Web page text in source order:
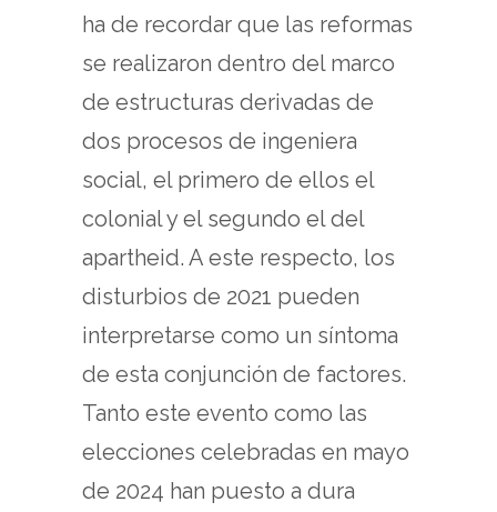
ha de recordar que las reformas
se realizaron dentro del marco
de estructuras derivadas de
dos procesos de ingeniera
social, el primero de ellos el
colonial y el segundo el del
apartheid. A este respecto, los
disturbios de 2021 pueden
interpretarse como un síntoma
de esta conjunción de factores.
Tanto este evento como las
elecciones celebradas en mayo
de 2024 han puesto a dura